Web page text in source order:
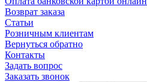
Возврат заказа
Статьи
Розничным клиентам
Вернуться обратно
Контакты
Задать вопрос
Заказать звонок